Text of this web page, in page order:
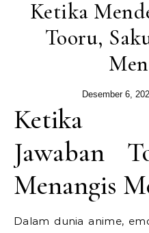
Ketika
Tooru,
Desember 6,
Ketika
Jawaban
Menangis
Dalam dunia anime,